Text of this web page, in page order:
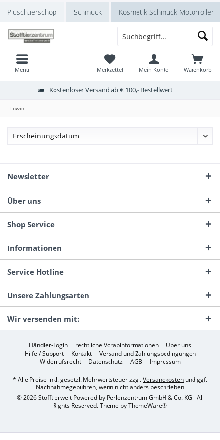
Plüschtierschop Schmuck Kosmetik Schmuck Motorroller
Menü Warenkorb
Merkzettel Mein Konto
Kostenloser Versand ab € 100,- Bestellwert
Löwin
Newsletter
Über uns
Shop Service
Informationen
Service Hotline
Unsere Zahlungsarten
Wir versenden mit:
Händler-Login rechtliche Vorabinformationen
Über uns
Hilfe / Support
Kontakt
Versand und Zahlungsbedingungen
Widerrufsrecht
Datenschutz AGB Impressum
* Alle Preise inkl. gesetzl. Mehrwertsteuer zzgl.Versandkosten und ggf.
Nachnahmegebühren, wenn nicht anders beschrieben
© 2026 Stofftierwelt Powered by Perlenzentrum GmbH & Co. KG - All
Rights Reserved. Theme byThemeWare®